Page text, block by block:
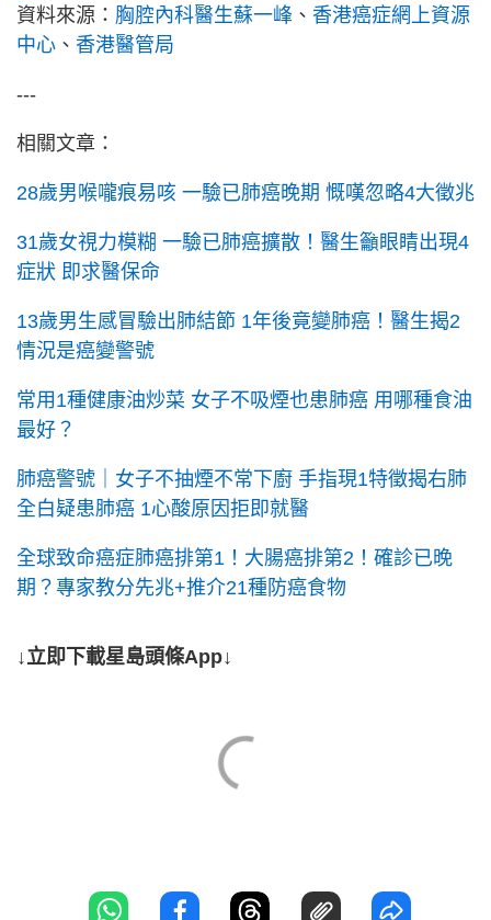
資料來源： 胸腔內科醫生蘇一峰 、 香港癌症網上資源
中心 、 香港醫管局
---
相關文章：
28歲男喉嚨痕易咳 一驗已肺癌晚期 慨嘆忽略4大徵兆
31歲女視力模糊 一驗已肺癌擴散！醫生籲眼睛出現4
症狀 即求醫保命
13歲男生感冒驗出肺結節 1年後竟變肺癌！醫生揭2
情況是癌變警號
常用1種健康油炒菜 女子不吸煙也患肺癌 用哪種食油
最好？
肺癌警號｜女子不抽煙不常下廚 手指現1特徵揭右肺
全白疑患肺癌 1心酸原因拒即就醫
全球致命癌症肺癌排第1！大腸癌排第2！確診已晚
期？專家教分先兆+推介21種防癌食物
↓立即下載星島頭條App↓